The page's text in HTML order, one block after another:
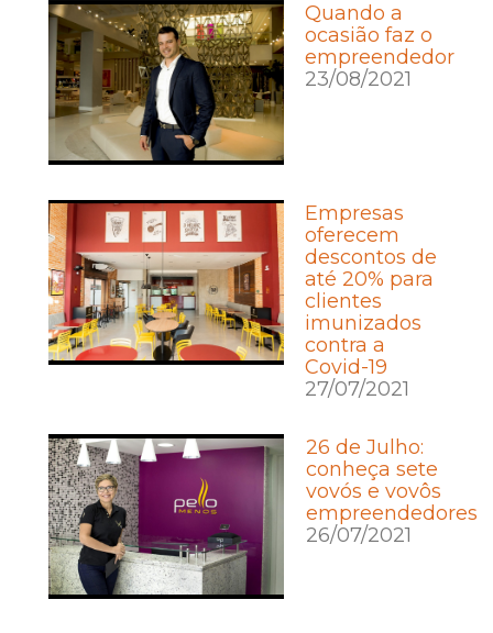
Quando a
ocasião faz o
empreendedor
23/08/2021
Empresas
oferecem
descontos de
até 20% para
clientes
imunizados
contra a
Covid-19
27/07/2021
26 de Julho:
conheça sete
vovós e vovôs
empreendedores
26/07/2021